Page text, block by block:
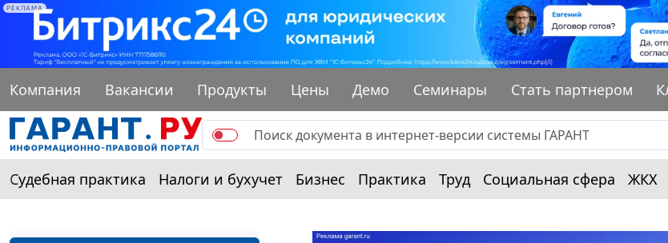
РЕКЛАМА
Компания Вакансии Продукты Цены Демо Семинары Стать партнером
Судебная практика Налоги и бухучет Бизнес Практика Труд Социальная сфера ЖКХ